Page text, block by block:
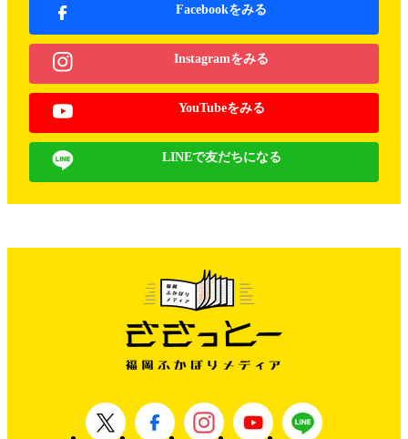
Facebookをみる
Instagramをみる
YouTubeをみる
LINEで友だちになる